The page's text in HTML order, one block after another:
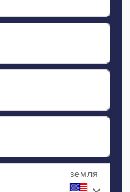
земля